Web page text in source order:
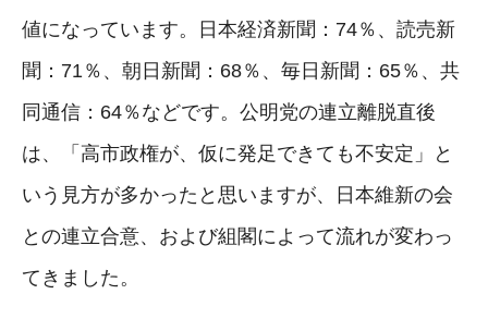
値になっています。日本経済新聞：74％、読売新
聞：71％、朝日新聞：68％、毎日新聞：65％、共
同通信：64％などです。公明党の連立離脱直後
は、「高市政権が、仮に発足できても不安定」と
いう見方が多かったと思いますが、日本維新の会
との連立合意、および組閣によって流れが変わっ
てきました。